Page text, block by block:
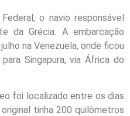
o navio responsável
da Grécia. A embarcação
na Venezuela, onde ficou
Singapura, via África do
foi localizado entre os dias
tinha 200 quilômetros